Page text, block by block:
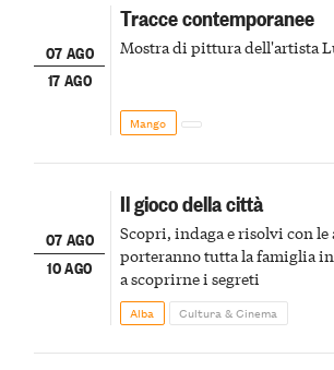
07 AGO
17 AGO
Tracce contemporanee
Mostra di pittura dell'artista
Mango
07 AGO
10 AGO
Il gioco della città
Scopri, indaga e risolvi con le
porteranno tutta la famiglia
a scoprirne i segreti
Alba Cultura & Cinema